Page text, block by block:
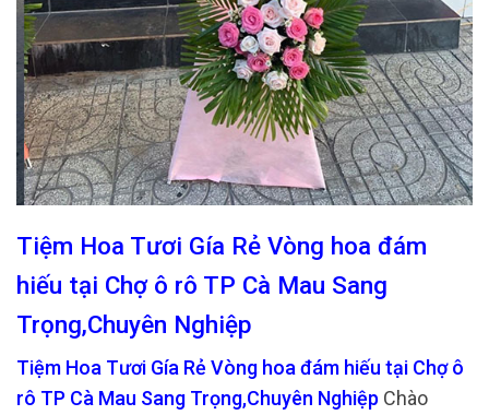
Tiệm Hoa Tươi Gía Rẻ Vòng hoa đám
hiếu tại Chợ ô rô TP Cà Mau Sang
Trọng,Chuyên Nghiệp
Tiệm Hoa Tươi Gía Rẻ Vòng hoa đám hiếu tại Chợ ô
rô TP Cà Mau Sang Trọng,Chuyên Nghiệp Chào